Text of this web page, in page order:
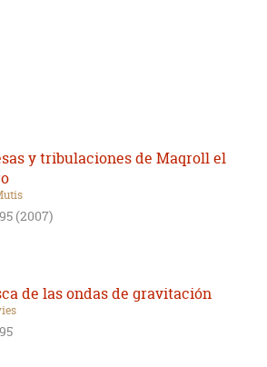
y tribulaciones de Maqroll el
(2007)
de las ondas de gravitación